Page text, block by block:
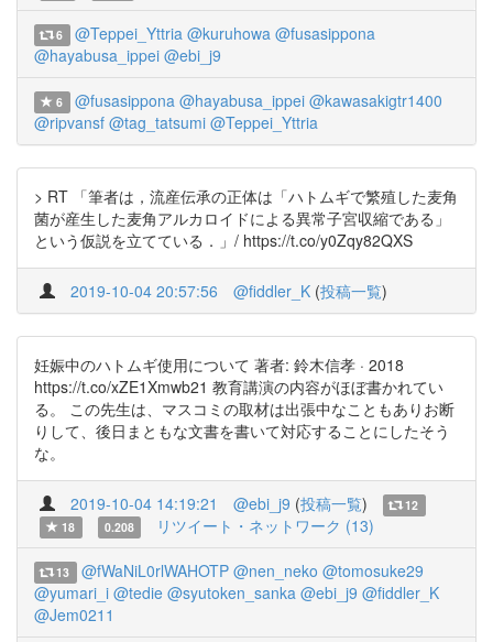
6 @Teppei_Yttria @kuruhowa @fusasippona
@hayabusa_ippei @ebi_j9
6 @fusasippona @hayabusa_ippei @kawasakigtr1400
@ripvansf @tag_tatsumi @Teppei_Yttria
> RT 「筆者は，流産伝承の正体は「ハトムギで繁殖した麦角
菌が産生した麦角アルカロイドによる異常子宮収縮である」
という仮説を立てている．」/ https://t.co/y0Zqy82QXS
2019-10-04 20:57:56 @fiddler_K (投稿一覧)
妊娠中のハトムギ使用について 著者: 鈴木信孝 · 2018
https://t.co/xZE1Xmwb21 教育講演の内容がほぼ書かれてい
る。 この先生は、マスコミの取材は出張中なこともありお断
りして、後日まともな文書を書いて対応することにしたそう
な。
2019-10-04 14:19:21 @ebi_j9 (投稿一覧)
12
18
0.208 リツイート・ネットワーク (13)
13 @fWaNiL0rlWAHOTP @nen_neko @tomosuke29
@yumari_i @tedie @syutoken_sanka @ebi_j9 @fiddler_K
@Jem0211